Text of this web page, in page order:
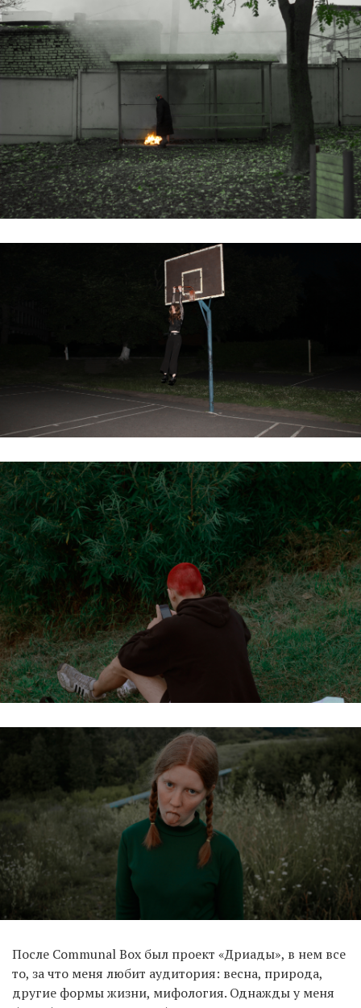
После Communal Box был проект «Дриады», в нем все
то, за что меня любит аудитория: весна, природа,
другие формы жизни, мифология. Однажды у меня